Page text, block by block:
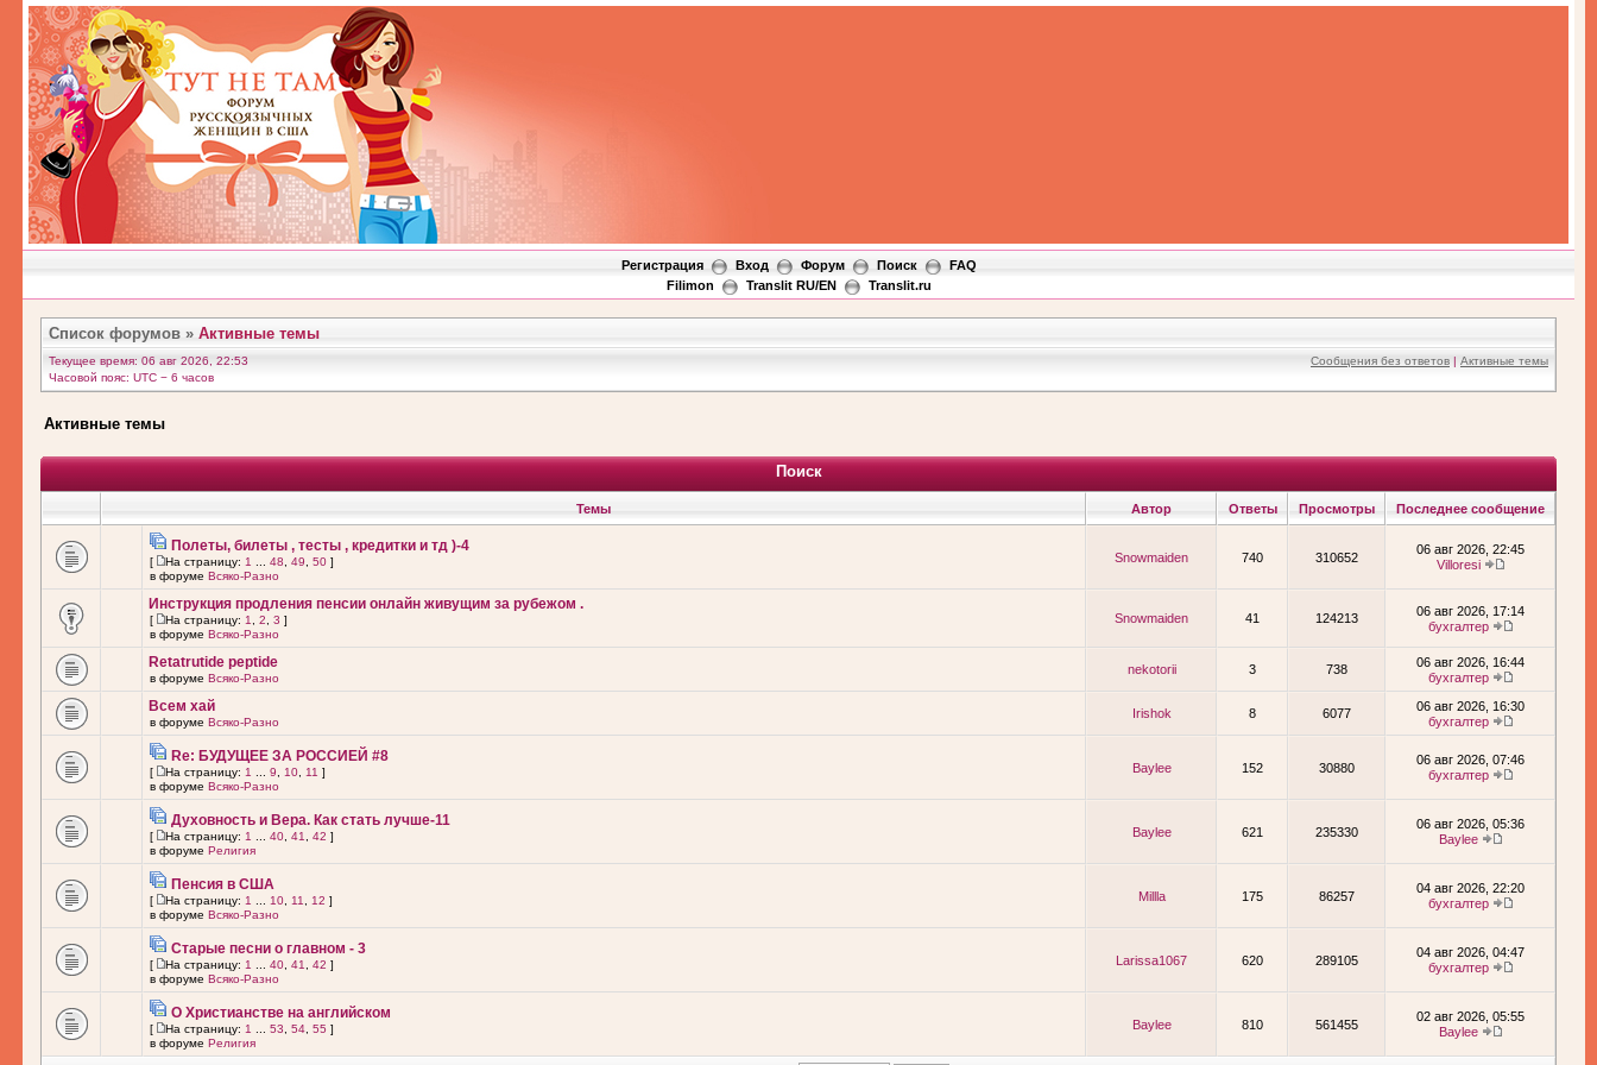
Регистрация Вход Форум Поиск
FAQ
Filimon
Translit RU/EN Translit.ru
Список форумов » Активные темы
Текущее время: 06 авг 2026, 22:53
Часовой пояс: UTC − 6 часов
Сообщения без ответов | Активные темы
Активные темы
Поиск
Темы Автор Ответы Просмотры Последнее сообщение
Полеты, билеты , тесты , кредитки и тд )-4
[ На страницу: 1 48 49 50 ]
в форуме Всяко-Разно
Snowmaiden 740 310652
06 авг 2026, 22:45
Villoresi
Инструкция продления пенсии онлайн живущим за рубежом .
[ На страницу: 1 2 3 ]
в форуме Всяко-Разно
Snowmaiden 41 124213
06 авг 2026, 17:14
бухгалтер
Retatrutide peptide
в форуме Всяко-Разно
nekotorii 3 738
06 авг 2026, 16:44
бухгалтер
Всем хай
в форуме Всяко-Разно
Irishok 8 6077
06 авг 2026, 16:30
бухгалтер
Re: БУДУЩЕЕ ЗА РОССИЕЙ #8
[ На страницу: 1 9 10 11 ]
в форуме Всяко-Разно
Baylee 152 30880
06 авг 2026, 07:46
бухгалтер
Духовность и Вера. Как стать лучше-11
[ На страницу: 1 40 41 42 ]
в форуме Религия
Baylee 621 235330
06 авг 2026, 05:36
Baylee
Пенсия в США
[ На страницу: 1 10 11 12 ]
в форуме Всяко-Разно
Millla 175 86257
04 авг 2026, 22:20
бухгалтер
Старые песни о главном - 3
[ На страницу: 1 40 41 42 ]
в форуме Всяко-Разно
Larissa1067 620 289105
04 авг 2026, 04:47
бухгалтер
О Христианстве на английском
[ На страницу: 1 53 54 55 ]
в форуме Религия
Baylee 810 561455
02 авг 2026, 05:55
Baylee